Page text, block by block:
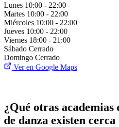
Lunes 10:00 - 22:00
Martes 10:00 - 22:00
Miércoles 10:00 - 22:00
Jueves 10:00 - 22:00
Viernes 18:00 - 21:00
Sábado Cerrado
Domingo Cerrado
Ver en Google Maps
¿Qué otras academias
de danza existen